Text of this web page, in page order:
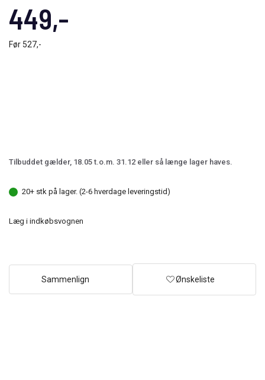
449,-
Før 527,-
Tilbuddet gælder, 18.05 t.o.m. 31.12 eller så længe lager haves.
20+ stk på lager. (2-6 hverdage leveringstid)
Læg i indkøbsvognen
Sammenlign Ønskeliste